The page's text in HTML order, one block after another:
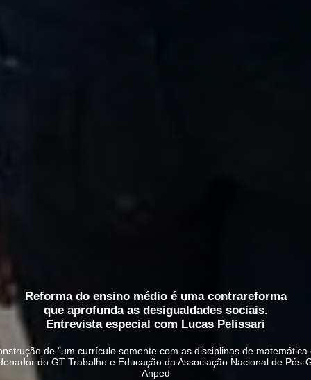
Reforma do ensino médio é uma contrareforma
que aprofunda as desigualdades sociais.
Entrevista especial com Lucas Pelissari
de "um currículo somente com as disciplinas de
do GT Trabalho e Educação da Associação Nacional de
Anped